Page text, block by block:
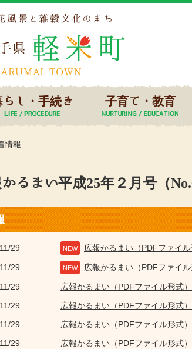
らし・手続き 子育て・教育
情報
るまい平成25年２月号（
29 NEW 広報かるまい（PDFファイ
29 NEW 広報かるまい（PDFファイ
29
広報かるまい（PDFファイル形式
29
広報かるまい（PDFファイル形式
29
広報かるまい（PDFファイル形式
29
広報かるまい（PDFファイル形式